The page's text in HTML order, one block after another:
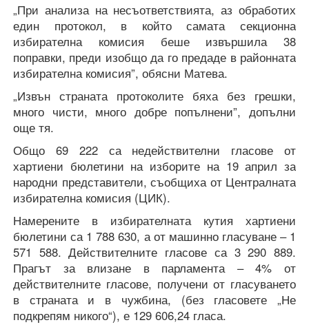
„При анализа на несъответствията, аз обработих
един протокол, в който самата секционна
избирателна комисия беше извършила 38
поправки, преди изобщо да го предаде в районната
избирателна комисия”, обясни Матева.
„Извън страната протоколите бяха без грешки,
много чисти, много добре попълнени”, допълни
още тя.
Общо 69 222 са недействителни гласове от
хартиени бюлетини на изборите на 19 април за
народни представители, съобщиха от Централната
избирателна комисия (ЦИК).
Намерените в избирателната кутия хартиени
бюлетини са 1 788 630, а от машинно гласуване – 1
571 588. Действителните гласове са 3 290 889.
Прагът за влизане в парламента – 4% от
действителните гласове, получени от гласуването
в страната и в чужбина, (без гласовете „Не
подкрепям никого“), е 129 606,24 гласа.